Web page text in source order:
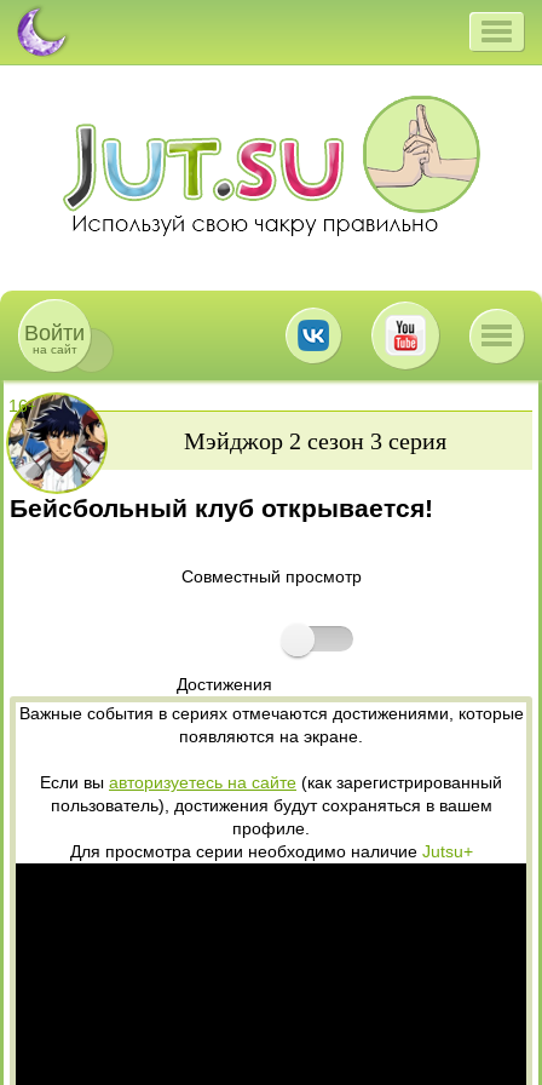
Войти
на сайт
16+
Мэйджор 2 сезон 3 серия
Бейсбольный клуб открывается!
Совместный просмотр
Достижения
Важные события в сериях отмечаются достижениями, которые
появляются на экране.
Если вы авторизуетесь на сайте (как зарегистрированный
пользователь), достижения будут сохраняться в вашем
профиле.
Для просмотра серии необходимо наличие Jutsu+